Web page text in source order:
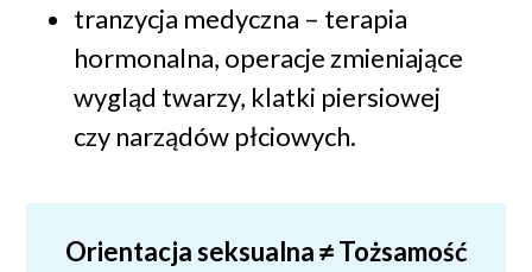
tranzycja medyczna – terapia
hormonalna, operacje zmieniające
wygląd twarzy, klatki piersiowej
czy narządów płciowych.
Orientacja seksualna ≠ Tożsamość